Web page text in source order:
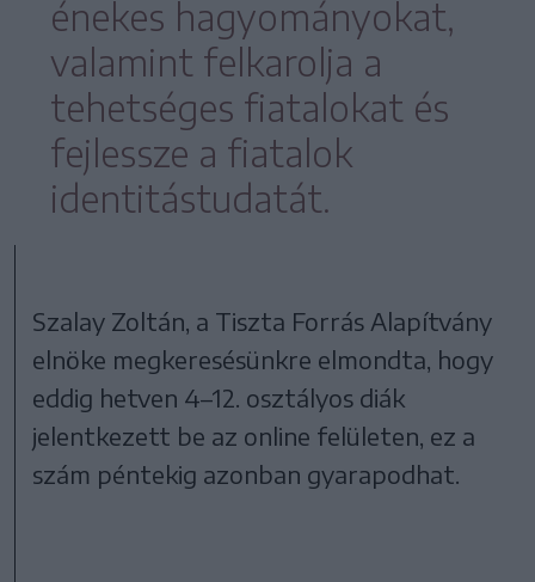
énekes hagyományokat,
valamint felkarolja a
tehetséges fiatalokat és
fejlessze a fiatalok
identitástudatát.
Szalay Zoltán, a Tiszta Forrás Alapítvány
elnöke megkeresésünkre elmondta, hogy
eddig hetven 4–12. osztályos diák
jelentkezett be az online felületen, ez a
szám péntekig azonban gyarapodhat.